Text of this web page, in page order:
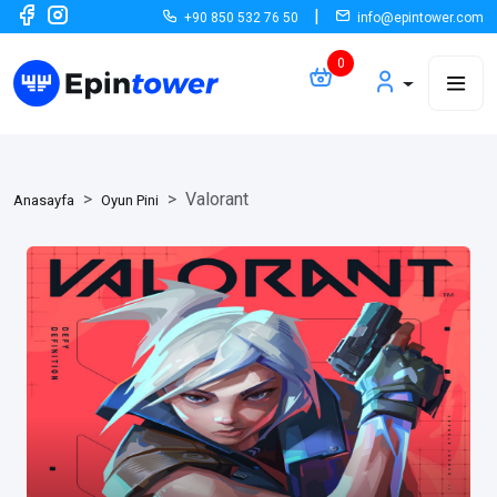
+90 850 532 76 50 | info@epintower.com
Hediye Kartı
App Store Car... Amazon Hediye...
Oyun Pini
Geforce Game+ JoyPara (JoyG... Legends of
TV & Yayın
D-Smart GO Exxen Exxenspor Fizy
Hizmet
Hediye Kartı
TV & Yayın
Hizmet
Anasayfa Oyun Pini Valorant